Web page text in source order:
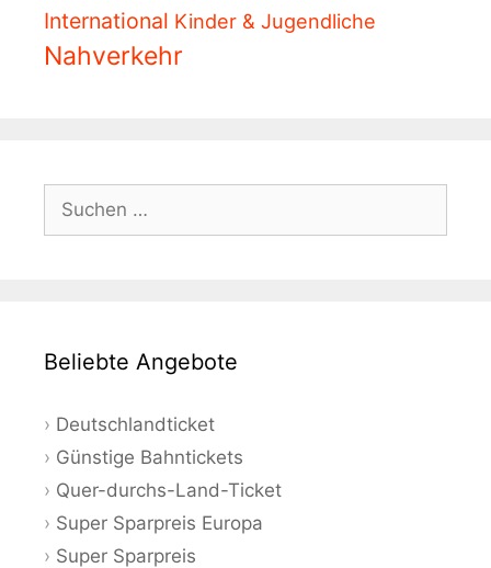
International Kinder & Jugendliche
Nahverkehr
nach:
Beliebte Angebote
Deutschlandticket
Günstige Bahntickets
Quer-durchs-Land-Ticket
Super Sparpreis Europa
Super Sparpreis